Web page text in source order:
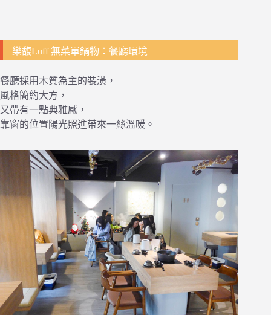
樂馥Luff 無菜單鍋物：餐廳環境
餐廳採用木質為主的裝潢，
風格簡約大方，
又帶有一點典雅感，
靠窗的位置陽光照進帶來一絲溫暖。